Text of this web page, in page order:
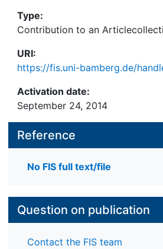
Type:
Contribution to an
URI:
https://fis.uni-bamberg.de/
Activation date:
September 24, 2014
Reference
No FIS full text/file
Question on publication
Contact the FIS team